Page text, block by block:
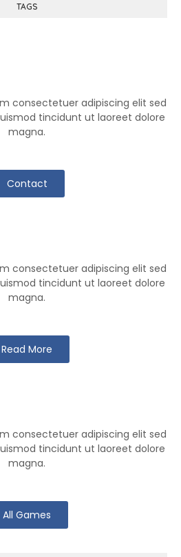
TAGS
consectetuer adipiscing elit sed
tincidunt ut laoreet dolore
magna.
Contact
consectetuer adipiscing elit sed
tincidunt ut laoreet dolore
magna.
Read More
consectetuer adipiscing elit sed
tincidunt ut laoreet dolore
magna.
All Games